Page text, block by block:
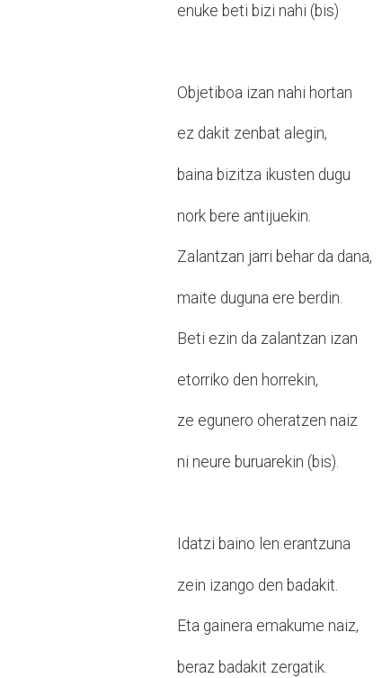
enuke beti bizi nahi (bis)
Objetiboa izan nahi hortan
ez dakit zenbat alegin,
baina bizitza ikusten dugu
nork bere antijuekin.
Zalantzan jarri behar da dana,
maite duguna ere berdin.
Beti ezin da zalantzan izan
etorriko den horrekin,
ze egunero oheratzen naiz
ni neure buruarekin (bis).
Idatzi baino len erantzuna
zein izango den badakit.
Eta gainera emakume naiz,
beraz badakit zergatik.